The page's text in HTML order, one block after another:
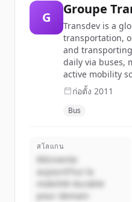
G
Groupe
Transdev is a
transportation,
and
daily via buses,
active mobility
ก่อตั้ง 2011
Bus
สโลแกน
Réinvente
aujourd'hui la
mobilité durable
pour demain